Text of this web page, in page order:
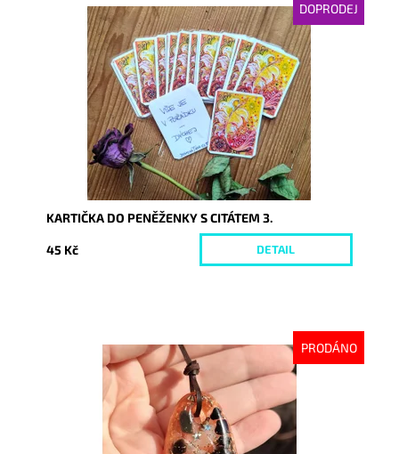
DOPRODEJ
Dostupnost:
Vyprodáno
5187
KARTIČKA DO PENĚŽENKY S CITÁTEM 3.
45 Kč DETAIL
PRODÁNO
Dostupnost:
Vyprodáno
5730